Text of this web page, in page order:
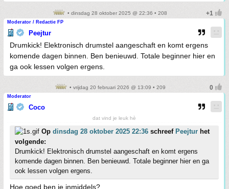
• dinsdag 28 oktober 2025 @ 22:36 • 208
Moderator / Redactie FP
Peejtur
Drumkick! Elektronisch drumstel aangeschaft en komt ergens
komende dagen binnen. Ben benieuwd. Totale beginner hier en
ga ook lessen volgen ergens.
• vrijdag 20 februari 2026 @ 13:09 • 209
Moderator
Coco
dat vind je leuk hè
Op dinsdag 28 oktober 2025 22:36 schreef Peejtur het
volgende:
Drumkick! Elektronisch drumstel aangeschaft en komt ergens
komende dagen binnen. Ben benieuwd. Totale beginner hier en ga
ook lessen volgen ergens.
Hoe goed ben je inmiddels?